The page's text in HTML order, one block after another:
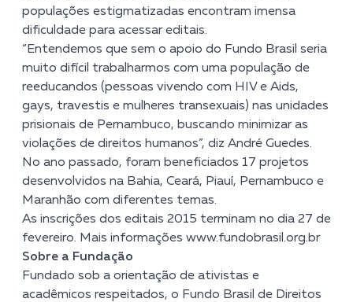
populações estigmatizadas encontram imensa
dificuldade para acessar editais.
“Entendemos que sem o apoio do Fundo Brasil seria
muito difícil trabalharmos com uma população de
reeducandos (pessoas vivendo com HIV e Aids,
gays, travestis e mulheres transexuais) nas unidades
prisionais de Pernambuco, buscando minimizar as
violações de direitos humanos”, diz André Guedes.
No ano passado, foram beneficiados 17 projetos
desenvolvidos na Bahia, Ceará, Piauí, Pernambuco e
Maranhão com diferentes temas.
As inscrições dos editais 2015 terminam no dia 27 de
fevereiro. Mais informações www.fundobrasil.org.br
Sobre a Fundação
Fundado sob a orientação de ativistas e
acadêmicos respeitados, o Fundo Brasil de Direitos